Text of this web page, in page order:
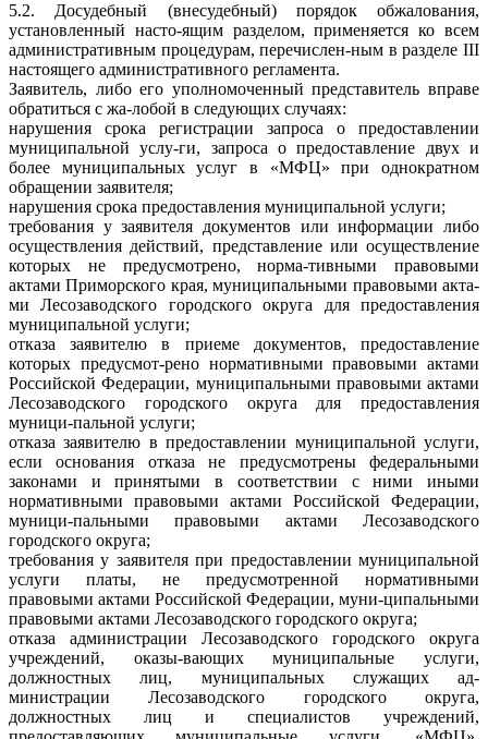
5.2. Досудебный (внесудебный) порядок обжалования,
установленный насто-ящим разделом, применяется ко всем
административным процедурам, перечислен-ным в разделе III
настоящего административного регламента.
Заявитель, либо его уполномоченный представитель вправе
обратиться с жа-лобой в следующих случаях:
нарушения срока регистрации запроса о предоставлении
муниципальной услу-ги, запроса о предоставление двух и
более муниципальных услуг в «МФЦ» при однократном
обращении заявителя;
нарушения срока предоставления муниципальной услуги;
требования у заявителя документов или информации либо
осуществления действий, представление или осуществление
которых не предусмотрено, норма-тивными правовыми
актами Приморского края, муниципальными правовыми акта-
ми Лесозаводского городского округа для предоставления
муниципальной услуги;
отказа заявителю в приеме документов, предоставление
которых предусмот-рено нормативными правовыми актами
Российской Федерации, муниципальными правовыми актами
Лесозаводского городского округа для предоставления
муници-пальной услуги;
отказа заявителю в предоставлении муниципальной услуги,
если основания отказа не предусмотрены федеральными
законами и принятыми в соответствии с ними иными
нормативными правовыми актами Российской Федерации,
муници-пальными правовыми актами Лесозаводского
городского округа;
требования у заявителя при предоставлении муниципальной
услуги платы, не предусмотренной нормативными
правовыми актами Российской Федерации, муни-ципальными
правовыми актами Лесозаводского городского округа;
отказа администрации Лесозаводского городского округа
учреждений, оказы-вающих муниципальные услуги,
должностных лиц, муниципальных служащих ад-
министрации Лесозаводского городского округа,
должностных лиц и специалистов учреждений,